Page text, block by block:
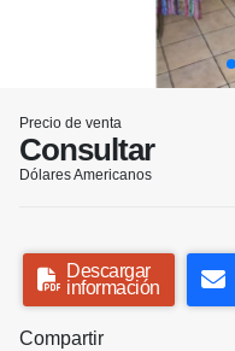
Precio de venta
Consultar
Dólares Americanos
Descargar
información
Compartir